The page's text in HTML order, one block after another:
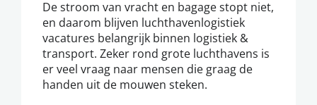
De stroom van vracht en bagage stopt niet,
en daarom blijven luchthavenlogistiek
vacatures belangrijk binnen logistiek &
transport. Zeker rond grote luchthavens is
er veel vraag naar mensen die graag de
handen uit de mouwen steken.